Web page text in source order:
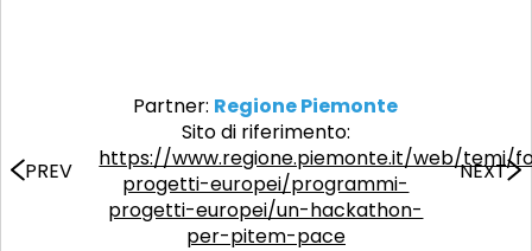
PREV
Partner: Regione Piemonte
Sito di riferimento:
https://www.regione.piemonte.it/web/temi/
progetti-europei/programmi-
progetti-europei/un-hackathon-
per-pitem-pace
NEXT